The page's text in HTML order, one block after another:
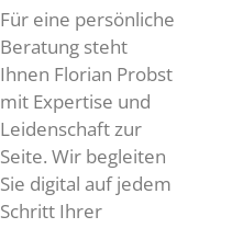
Für eine persönliche
Beratung steht
Ihnen Florian Probst
mit Expertise und
Leidenschaft zur
Seite. Wir begleiten
Sie digital auf jedem
Schritt Ihrer